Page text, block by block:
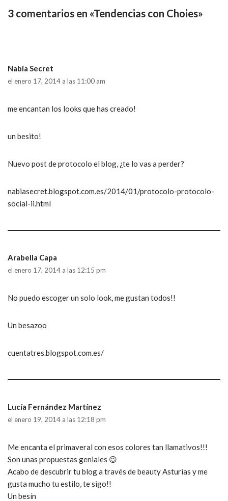
3 comentarios en «Tendencias con Choies»
Nabia Secret
el enero 17, 2014 a las 11:00 am
me encantan los looks que has creado!
un besito!
Nuevo post de protocolo el blog, ¿te lo vas a perder?
nabiasecret.blogspot.com.es/2014/01/protocolo-protocolo-
social-ii.html
Arabella Capa
el enero 17, 2014 a las 12:15 pm
No puedo escoger un solo look, me gustan todos!!
Un besazoo
cuentatres.blogspot.com.es/
Lucía Fernández Martínez
el enero 19, 2014 a las 12:18 pm
Me encanta el primaveral con esos colores tan llamativos!!!
Son unas propuestas geniales 😉
Acabo de descubrir tu blog a través de beauty Asturias y me
gusta mucho tu estilo, te sigo!!
Un besín